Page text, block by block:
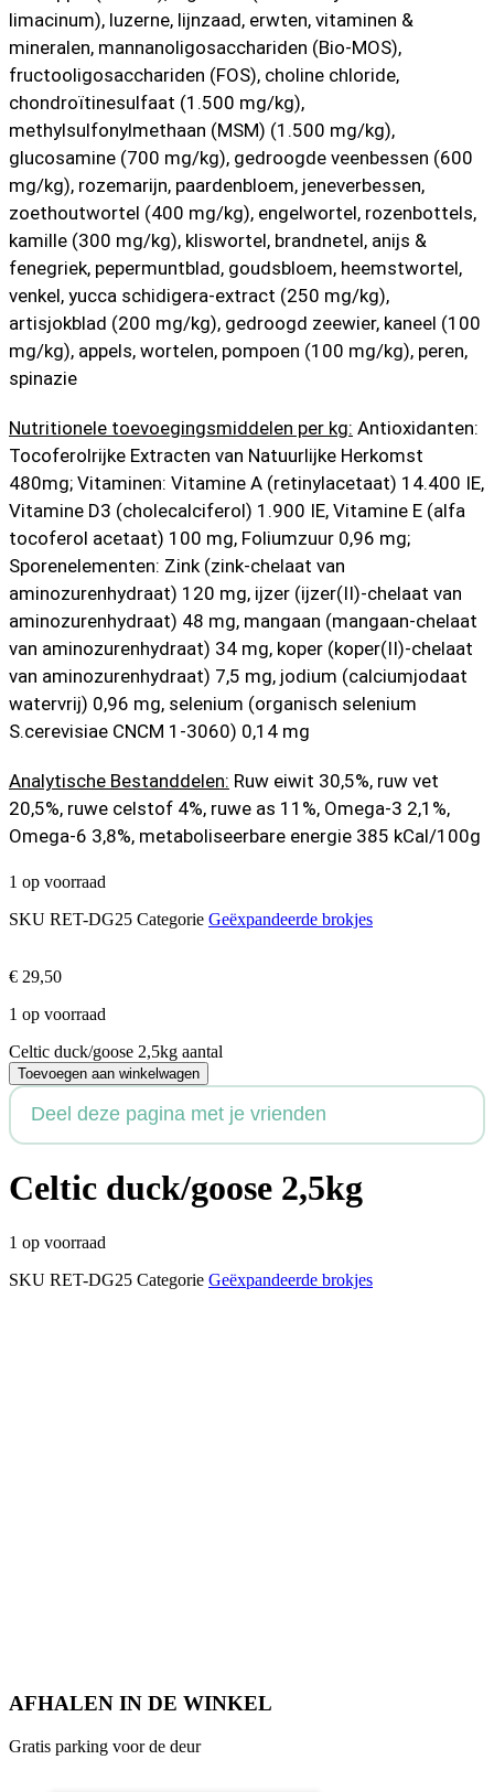
limacinum), luzerne, lijnzaad, erwten, vitaminen &
mineralen, mannanoligosacchariden (Bio-MOS),
fructooligosacchariden (FOS), choline chloride,
chondroïtinesulfaat (1.500 mg/kg),
methylsulfonylmethaan (MSM) (1.500 mg/kg),
glucosamine (700 mg/kg), gedroogde veenbessen (600
mg/kg), rozemarijn, paardenbloem, jeneverbessen,
zoethoutwortel (400 mg/kg), engelwortel, rozenbottels,
kamille (300 mg/kg), kliswortel, brandnetel, anijs &
fenegriek, pepermuntblad, goudsbloem, heemstwortel,
venkel, yucca schidigera-extract (250 mg/kg),
artisjokblad (200 mg/kg), gedroogd zeewier, kaneel (100
mg/kg), appels, wortelen, pompoen (100 mg/kg), peren,
spinazie
Nutritionele toevoegingsmiddelen per kg: Antioxidanten:
Tocoferolrijke Extracten van Natuurlijke Herkomst
480mg; Vitaminen: Vitamine A (retinylacetaat) 14.400 IE,
Vitamine D3 (cholecalciferol) 1.900 IE, Vitamine E (alfa
tocoferol acetaat) 100 mg, Foliumzuur 0,96 mg;
Sporenelementen: Zink (zink-chelaat van
aminozurenhydraat) 120 mg, ijzer (ijzer(II)-chelaat van
aminozurenhydraat) 48 mg, mangaan (mangaan-chelaat
van aminozurenhydraat) 34 mg, koper (koper(II)-chelaat
van aminozurenhydraat) 7,5 mg, jodium (calciumjodaat
watervrij) 0,96 mg, selenium (organisch selenium
S.cerevisiae CNCM 1-3060) 0,14 mg
Analytische Bestanddelen: Ruw eiwit 30,5%, ruw vet
20,5%, ruwe celstof 4%, ruwe as 11%, Omega-3 2,1%,
Omega-6 3,8%, metaboliseerbare energie 385 kCal/100g
1 op voorraad
SKU RET-DG25 Categorie Geëxpandeerde brokjes
€ 29,50
1 op voorraad
Celtic duck/goose 2,5kg aantal
Toevoegen aan winkelwagen
Deel deze pagina met je vrienden
Celtic duck/goose 2,5kg
1 op voorraad
SKU RET-DG25 Categorie Geëxpandeerde brokjes
AFHALEN IN DE WINKEL
Gratis parking voor de deur